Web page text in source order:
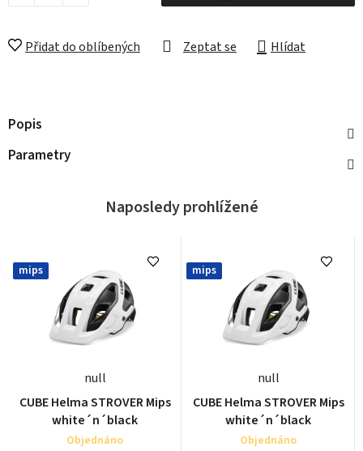
Zeptat se Hlídat
Přidat do oblíbených
Popis
Parametry
Naposledy prohlížené
mips
null
CUBE Helma STROVER Mips
white´n´black
Objednáno
mips
null
CUBE Helma STROVER Mips
white´n´black
Objednáno